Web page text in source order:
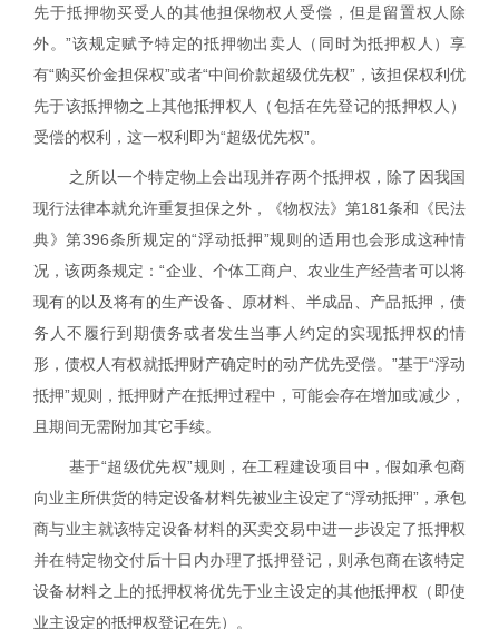
先于抵押物买受人的其他担保物权人受偿，但是留置权人除
外。”该规定赋予特定的抵押物出卖人（同时为抵押权人）享
有“购买价金担保权”或者“中间价款超级优先权”，该担保权利优
先于该抵押物之上其他抵押权人（包括在先登记的抵押权人）
受偿的权利，这一权利即为“超级优先权”。
之所以一个特定物上会出现并存两个抵押权，除了因我国
现行法律本就允许重复担保之外，《物权法》第181条和《民法
典》第396条所规定的“浮动抵押”规则的适用也会形成这种情
况，该两条规定：“企业、个体工商户、农业生产经营者可以将
现有的以及将有的生产设备、原材料、半成品、产品抵押，债
务人不履行到期债务或者发生当事人约定的实现抵押权的情
形，债权人有权就抵押财产确定时的动产优先受偿。”基于“浮动
抵押”规则，抵押财产在抵押过程中，可能会存在增加或减少，
且期间无需附加其它手续。
基于“超级优先权”规则，在工程建设项目中，假如承包商
向业主所供货的特定设备材料先被业主设定了“浮动抵押”，承包
商与业主就该特定设备材料的买卖交易中进一步设定了抵押权
并在特定物交付后十日内办理了抵押登记，则承包商在该特定
设备材料之上的抵押权将优先于业主设定的其他抵押权（即使
业主设定的抵押权登记在先）。